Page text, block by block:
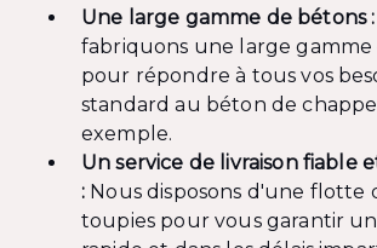
Une large gamme de bétons :
fabriquons une large
pour répondre à tous vos
standard au béton de
exemple.
Un service de livraison fiable
: Nous disposons d'une flotte
toupies pour vous garantir